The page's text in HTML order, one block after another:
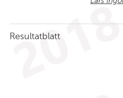
Resultatblatt